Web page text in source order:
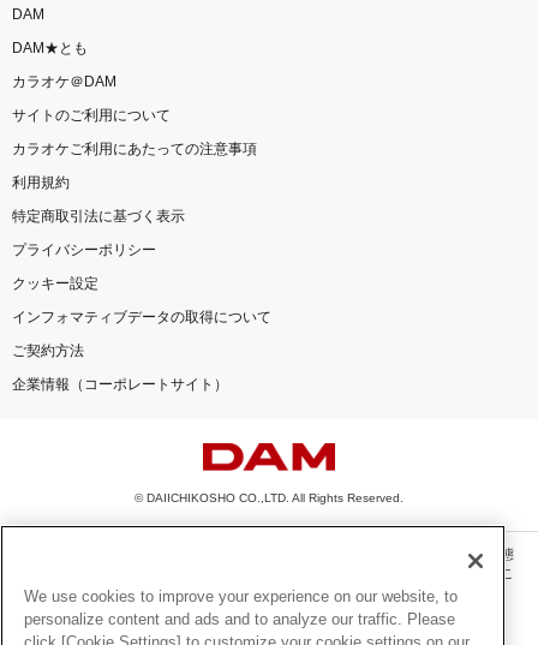
DAM
DAM★とも
カラオケ＠DAM
サイトのご利用について
カラオケご利用にあたっての注意事項
利用規約
特定商取引法に基づく表示
プライバシーポリシー
クッキー設定
インフォマティブデータの取得について
ご契約方法
企業情報（コーポレートサイト）
© DAIICHIKOSHO CO.,LTD. All Rights Reserved.
このサイトに掲載されている一切の文章・画像・写真・動画・音声等を、手段や形態
を問わず、著作権法の定める範囲を超えて無断で複製、転載、ファイル化などするこ
とを禁じます。
楽曲及びコンテンツは、機種によりご利用いただけない場合があります。
We use cookies to improve your experience on our website, to
personalize content and ads and to analyze our traffic. Please